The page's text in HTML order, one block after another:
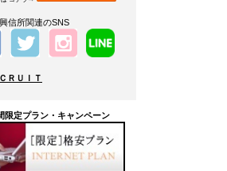
信所関連のSNS
ＲＵＩＴ
限定プラン・キャンペーン